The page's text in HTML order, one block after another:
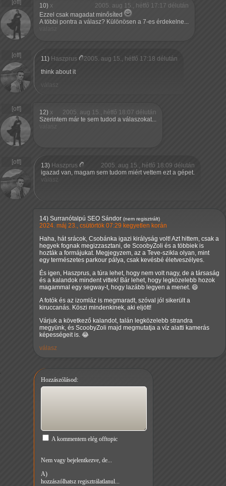
10) x
2005. aug 15., hétfő 17:17 délután
Ezzel csak magadat minősíted
A többi pontra a válasz? Különösen a 7-es érdekelne...
11) Haszprus
2005. aug 15., hétfő 17:18 délután
think about it
válasz
12) x
2005. aug 15., hétfő 18:07 délután
Szerintem már te sem tudod a válaszokat...
13) Haszprus
2005. aug 15., hétfő 18:09 délután
igazad van, magam sem tudom miért vettem ezt a gépet.
válasz
14) Surranótalpú SEO Sándor (nem regisztrált)
2024. máj 23., csütörtök 07:29 kegyetlen korán
Haha, hát srácok, Csobánka igazi királyság volt! Azt hittem, csak a
hegyek fognak megizzasztani, de ScoobyZoli és a többiek is
hozták a formájukat. Megjegyzem, az a Teve-szikla olyan, mint
egy természetes parkour pálya, csak kevésbé életveszélyes.
És igen, Haszprus, a túra lehet, hogy nem volt nagy, de a társaság
és a kalandok mindent vittek! Bár lehet, hogy legközelebb hozok
magammal egy segway-t, hogy lazább legyen a menet. 😄
A fotók és az izomláz is megmaradt, szóval jól sikerült a
kiruccanás. Köszi mindenkinek, aki eljött!
Várjuk a következő kalandot, talán legközelebb strandra
megyünk, és ScoobyZoli majd megmutatja a víz alatti kamerás
képességeit is. 😂
válasz
Hozzászólásod:
A kommentem elég offtopic
Nem vagy bejelentkezve, de...
A)
hozzászólhatsz regisztrálatlanul...